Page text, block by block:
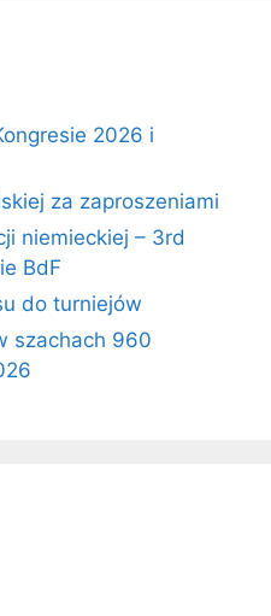
2026 i
za zaproszeniami
niemieckiej – 3rd
BdF
do turniejów
szachach 960